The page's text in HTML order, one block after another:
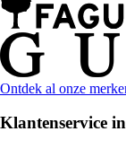
Ontdek al onze
Klantenservice